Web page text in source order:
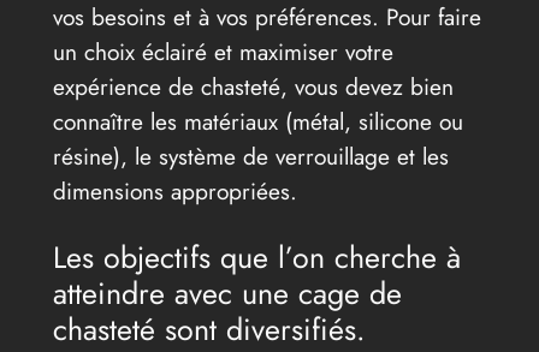
vos besoins et à vos préférences. Pour faire
un choix éclairé et maximiser votre
expérience de chasteté, vous devez bien
connaître les matériaux (métal, silicone ou
résine), le système de verrouillage et les
dimensions appropriées.
Les objectifs que l’on cherche à
atteindre avec une cage de
chasteté sont diversifiés.